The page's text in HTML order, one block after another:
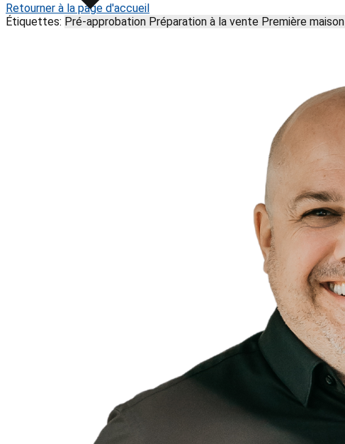
Retourner à la page d'accueil
Étiquettes: Pré-approbation Préparation à la vente Première maison